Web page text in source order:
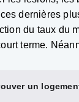
dernières
du taux du
terme.
un